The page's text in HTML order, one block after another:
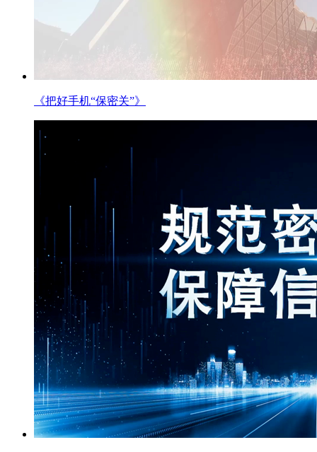
《把好手机“保密关”》